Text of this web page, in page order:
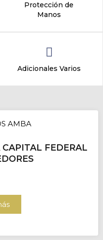
Protección de
Manos
Adicionales Varios
AMBA
FEDERAL